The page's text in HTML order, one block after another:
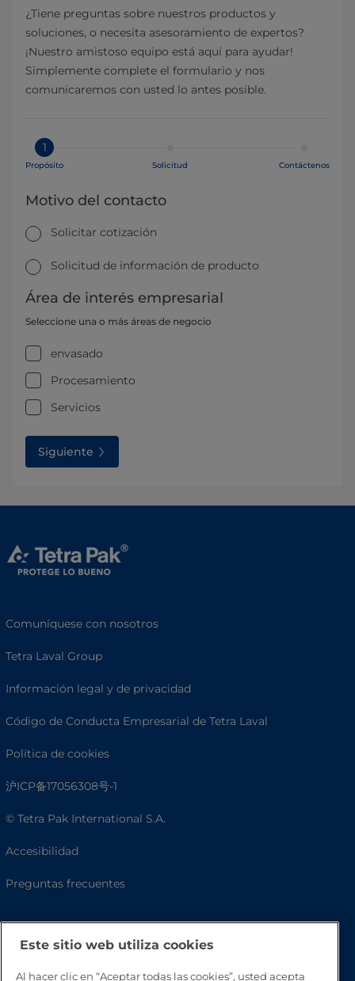
¿Tiene preguntas sobre nuestros productos y
soluciones, o necesita asesoramiento de expertos?
¡Nuestro amistoso equipo está aquí para ayudar!
Simplemente complete el formulario y nos
comunicaremos con usted lo antes posible.
1
Propósito Solicitud Contáctenos
Motivo del contacto
Solicitar cotización
Solicitud de información de producto
Área de interés empresarial
Seleccione una o más áreas de negocio
envasado
Procesamiento
Servicios
Siguiente
Comuníquese con nosotros
Tetra Laval Group
Información legal y de privacidad
Código de Conducta Empresarial de Tetra Laval
Política de cookies
沪ICP备17056308号-1
© Tetra Pak International S.A.
Accesibilidad
Preguntas frecuentes
Este sitio web utiliza cookies
Al hacer clic en “Aceptar todas las cookies”, usted acepta